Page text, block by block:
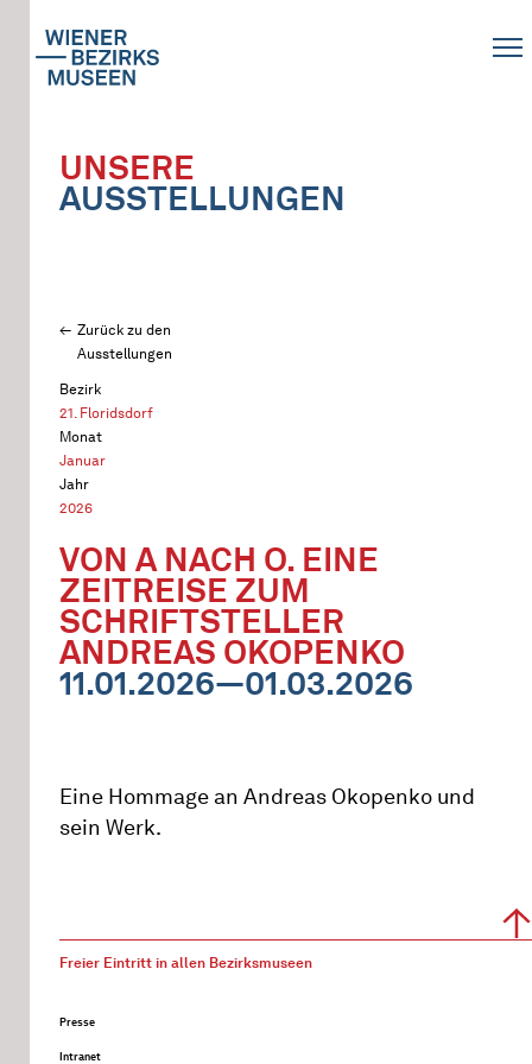
UNSERE
AUSSTELLUNGEN
Zurück zu den
Ausstellungen
Bezirk
21. Floridsdorf
Monat
Januar
Jahr
2026
VON A NACH O. EINE
ZEITREISE ZUM
SCHRIFTSTELLER
ANDREAS OKOPENKO
11.01.2026—01.03.2026
Eine Hommage an Andreas Okopenko und
sein Werk.
Freier Eintritt in allen Bezirksmuseen
Presse
Intranet